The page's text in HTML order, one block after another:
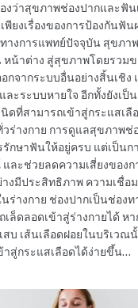
ว่าสุขภาพช่องปากและฟัน
พียงเรื่องของการป้องกันฟั
างการแพทย์ปัจจุบัน สุขภา
น้าต่าง สู่สุขภาพโดยรวมข
กจากระบบอื่นอย่างสิ้นเชิง
ละระบบหายใจ อีกทั้งยังเป็
ดที่สามารถเข้าสู่กระแสเลื
ร่างกาย การดูแลสุขภาพช่
รักษาฟันให้อยู่ครบ แต่เป็น
ละช่วยลดความเสี่ยงของก
างมีประสิทธิภาพ ความเชื่อ
ร่างกาย ช่องปากเป็นช่อง
เล็ดลอดเข้าสู่ร่างกายได้ ห
เสบ เส้นเลือดฝอยในบริเว
าสู่กระแสเลือดได้ง่ายขึ้น…